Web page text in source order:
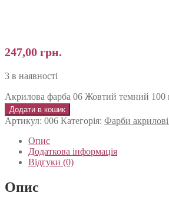
247,00 грн.
3 в наявності
Акрилова фарба 06 Жовтий темний 100
Додати в кошик
Артикул: 006 Категорія: Фарби
Опис
Додаткова інформація
Відгуки (0)
Опис